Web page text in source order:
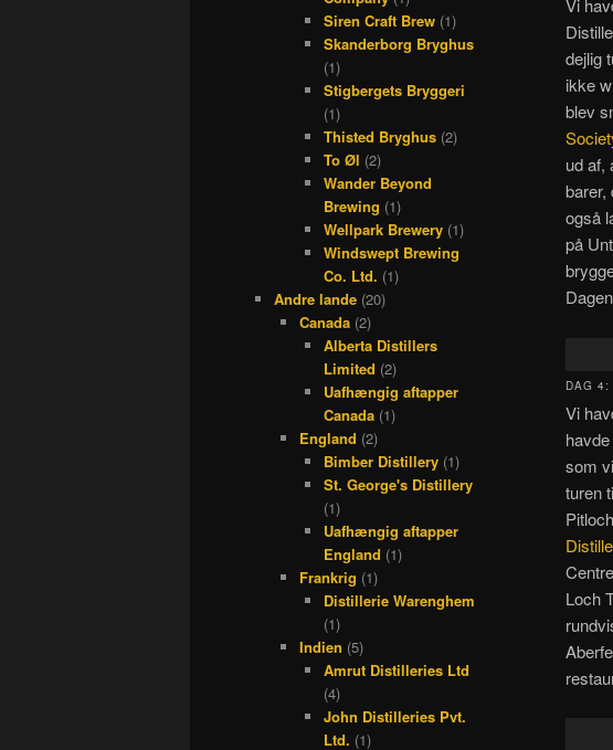
Vi
dejlig
ikke
blev
ud af,
barer,
også
på
DAG
Vi
som
turen
Loch
Siren Craft Brew (1)
Skanderborg Bryghus
(1)
Stigbergets Bryggeri
(1)
Thisted Bryghus (2)
To Øl (2)
Wander Beyond
Brewing (1)
Wellpark Brewery (1)
Windswept Brewing
Co. Ltd. (1)
Andre lande (20)
Canada(2)
Alberta Distillers
Limited (2)
Uafhængig aftapper
Canada (1)
England (2)
Bimber Distillery (1)
St. George's Distillery
(1)
Uafhængig aftapper
England (1)
Frankrig (1)
Distillerie Warenghem
(1)
Indien (5)
Amrut Distilleries Ltd
(4)
John Distilleries Pvt.
Ltd. (1)